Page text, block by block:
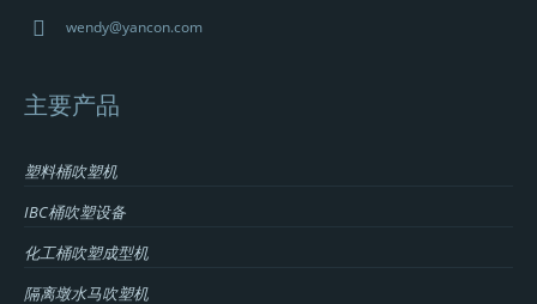
wendy@yancon.com
主要产品
塑料桶吹塑机
IBC桶吹塑设备
化工桶吹塑成型机
隔离墩水马吹塑机